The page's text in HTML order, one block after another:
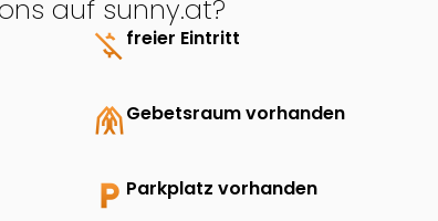
auf sunny.at?
money_off freier Eintritt
folded_handsGebetsraum vorhanden
local_parking Parkplatz vorhanden